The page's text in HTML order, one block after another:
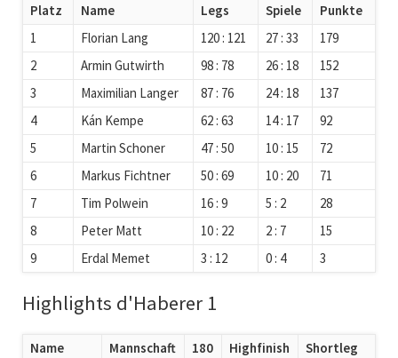
Platz Name Legs Spiele
Punkte
1
Florian Lang 120 : 121 27 : 33
179
2
Armin Gutwirth 98 : 78 26 : 18
152
3
Maximilian Langer 87 : 76 24 : 18
137
4
Kán Kempe 62 : 63 14 : 17
92
5
Martin Schoner 47 : 50 10 : 15
72
6
Markus Fichtner 50 : 69 10 : 20
71
7
Tim Polwein 16 : 9 5 : 2
28
8
Peter Matt 10 : 22 2 : 7
15
9
Erdal Memet 3 : 12 0 : 4 3
Highlights d'Haberer 1
Name Mannschaft 180 Highfinish Shortleg